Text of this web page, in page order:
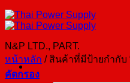
N&P LTD., PART.
หน้าหลัก /สินค้าที่มีป้ายกำกับ
คัดกรอง